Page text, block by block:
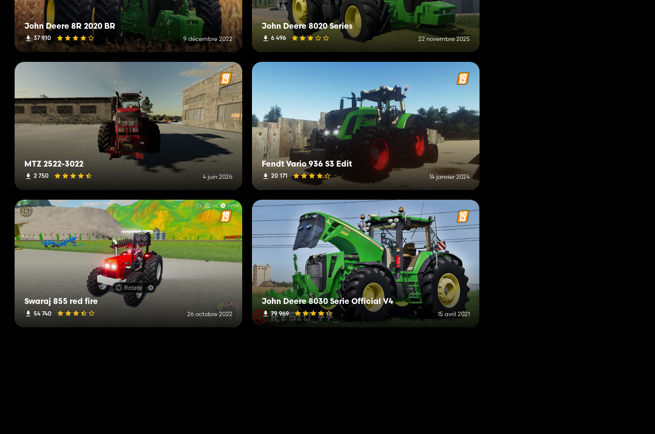
John Deere 8R 2020 BR
37 910 9 décembre 2022
John Deere 8020 Series
6 496 22 novembre 2025
MTZ 2522-3022
2 750 4 juin 2026
Fendt Vario 936 S3 Edit
20 171 14 janvier 2024
Swaraj 855 red fire
54 740 26 octobre 2022
John Deere 8030 Serie Official V4
79 969 15 avril 2021